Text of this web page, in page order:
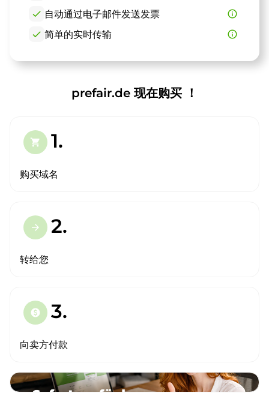
check 自动通过电子邮件发送发票
info_outline
check 简单的实时传输 info_outline
prefair.de 现在购买 ！
shopping_cart 1.
购买域名
arrow_forward 2.
转给您
paid 3.
向卖方付款